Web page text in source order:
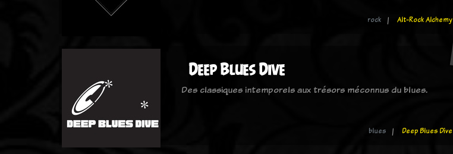
rock Alt-Rock Alchemy
Deep Blues Dive
Des classiques intemporels aux trésors méconnus du blues.
blues Deep Blues Dive